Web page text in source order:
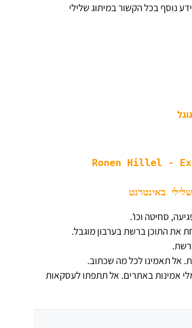
נוסף בכל הקשור במיתוג שלילי
באינטרנט
סחיטה וכו'.
את התוכן ברשת בערבון מוגבל.
אל תאמינו לכל מה שכתוב.
אמינות באתרים. אל תתפתו לעסקאות